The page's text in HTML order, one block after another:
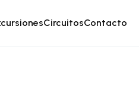
CircuitosContacto